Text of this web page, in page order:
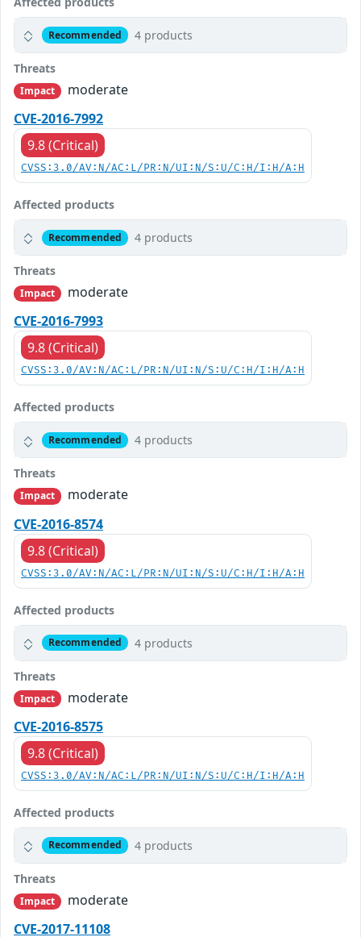
Recommended 4 products
Threats
Impact
moderate
CVE-2016-7992
9.8 (Critical)
CVSS:3.0/AV:N/AC:L/PR:N/UI:N/S:U/C:H/I:H/A:H
Affected products
Recommended 4 products
Threats
Impact
moderate
CVE-2016-7993
9.8 (Critical)
CVSS:3.0/AV:N/AC:L/PR:N/UI:N/S:U/C:H/I:H/A:H
Affected products
Recommended 4 products
Threats
Impact
moderate
CVE-2016-8574
9.8 (Critical)
CVSS:3.0/AV:N/AC:L/PR:N/UI:N/S:U/C:H/I:H/A:H
Affected products
Recommended 4 products
Threats
Impact
moderate
CVE-2016-8575
9.8 (Critical)
CVSS:3.0/AV:N/AC:L/PR:N/UI:N/S:U/C:H/I:H/A:H
Affected products
Recommended 4 products
Threats
Impact
moderate
CVE-2017-11108